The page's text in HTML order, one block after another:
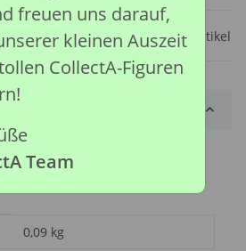
Frage zum Artikel
in Nordamerika leben, sind sie
und Eisbären verwandt.
0,09 kg
freuen uns darauf,
kleinen Auszeit
CollectA-Figuren
Team